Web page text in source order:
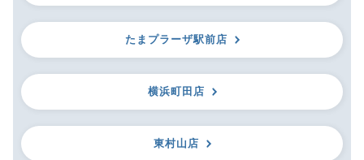
たまプラーザ駅前店
横浜町田店
東村山店